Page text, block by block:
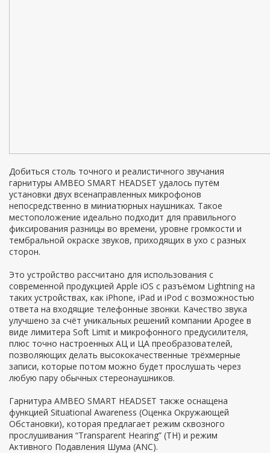
Добиться столь точного и реалистичного звучания
гарнитуры AMBEO SMART HEADSET удалось путём
установки двух всенаправленных микрофонов
непосредственно в миниатюрных наушниках. Такое
местоположение идеально подходит для правильного
фиксирования разницы во времени, уровне громкости и
тембральной окраске звуков, приходящих в ухо с разных
сторон.
Это устройство рассчитано для использования с
современной продукцией Apple iOS с разъёмом Lightning на
таких устройствах, как iPhone, iPad и iPod с возможностью
ответа на входящие телефонные звонки. Качество звука
улучшено за счёт уникальных решений компании Apogee в
виде лимитера Soft Limit и микрофонного предусилителя,
плюс точно настроенных АЦ и ЦА преобразователей,
позволяющих делать высококачественные трёхмерные
записи, которые потом можно будет прослушать через
любую пару обычных стереонаушников.
Гарнитура AMBEO SMART HEADSET также оснащена
функцией Situational Awareness (Оценка Окружающей
Обстановки), которая предлагает режим сквозного
прослушивания “Transparent Hearing” (TH) и режим
Активного Подавления Шума (ANC).